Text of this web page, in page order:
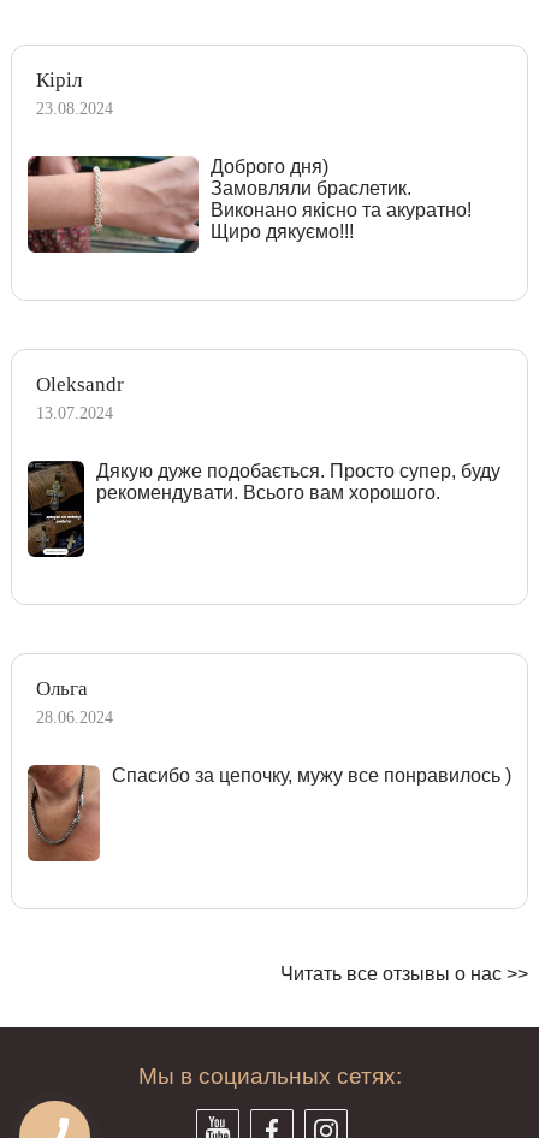
Кіріл
23.08.2024
Доброго дня)
Замовляли браслетик.
Виконано якісно та акуратно!
Щиро дякуємо!!!
Oleksandr
13.07.2024
Дякую дуже подобається. Просто супер, буду
рекомендувати. Всього вам хорошого.
Ольга
28.06.2024
Спасибо за цепочку, мужу все понравилось )
Читать все отзывы о нас >>
Мы в социальных сетях: